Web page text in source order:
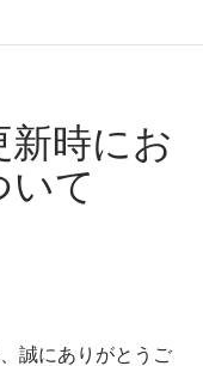
新時にお
いて
誠にありがとうご